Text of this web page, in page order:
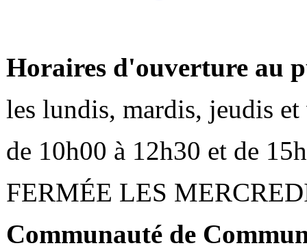
Horaires d'ouverture au
les lundis, mardis, jeudis et
de 10h00 à 12h30 et de
FERMÉE LES
Communauté de